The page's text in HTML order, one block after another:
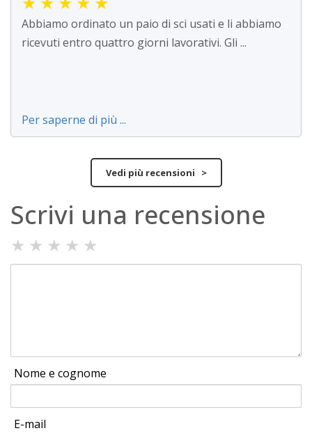
Abbiamo ordinato un paio di sci usati e li abbiamo
ricevuti entro quattro giorni lavorativi. Gli ...
Per saperne di più ...
Vedi più recensioni >
Scrivi una recensione
★ ★ ★ ★ ★
Nome e cognome
E-mail